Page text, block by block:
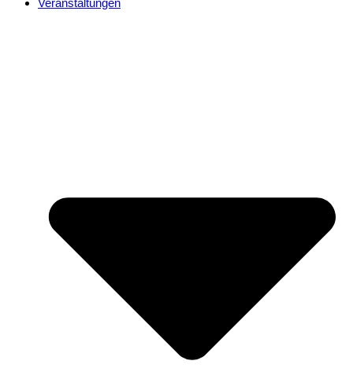
Veranstaltungen